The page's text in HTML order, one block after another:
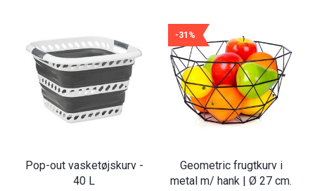
Pop-out vasketøjskurv -
40 L
-31%
Geometric frugtkurv i
metal m/ hank | Ø 27 cm.